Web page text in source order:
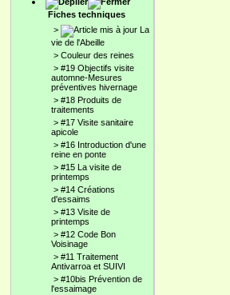
Fiches techniques
>
La
vie de l'Abeille
> Couleur des reines
> #19 Objectifs visite
automne-Mesures
préventives hivernage
> #18 Produits de
traitements
> #17 Visite sanitaire
apicole
> #16 Introduction d'une
reine en ponte
> #15 La visite de
printemps
> #14 Créations
d'essaims
> #13 Visite de
printemps
> #12 Code Bon
Voisinage
> #11 Traitement
Antivarroa et SUIVI
> #10bis Prévention de
l'essaimage